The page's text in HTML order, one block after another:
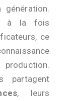
à la fois
ce
partagent
, leurs